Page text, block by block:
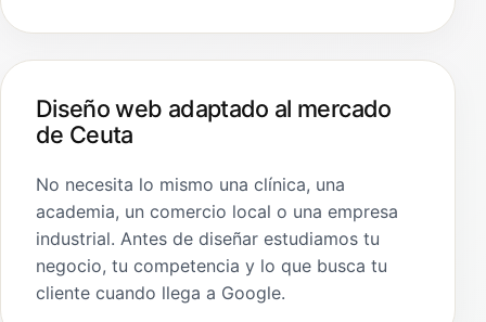
Diseño web adaptado al mercado
de Ceuta
No necesita lo mismo una clínica, una
academia, un comercio local o una empresa
industrial. Antes de diseñar estudiamos tu
negocio, tu competencia y lo que busca tu
cliente cuando llega a Google.